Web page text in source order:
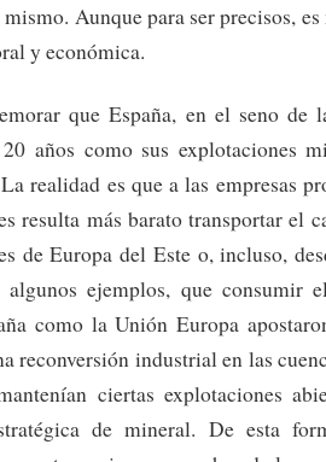
Aunque para ser precisos,
y económica.
que España, en el seno de
años como sus explotaciones
realidad es que a las empresas
resulta más barato transportar el
de Europa del Este o, incluso,
algunos ejemplos, que consumir
como la Unión Europa
reconversión industrial en las
ciertas explotaciones
de mineral. De esta